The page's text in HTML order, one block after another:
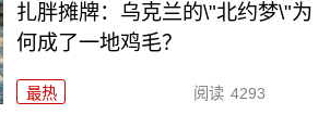
扎胖摊牌：乌克兰的\"北约梦\"为
何成了一地鸡毛？
最热 阅读 4293